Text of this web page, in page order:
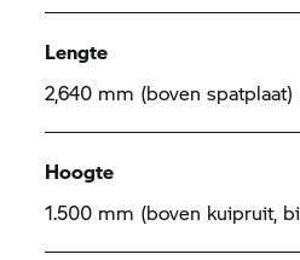
Lengte
2,640 mm (boven spatplaat)
Hoogte
1.500 mm (boven kuipruit,